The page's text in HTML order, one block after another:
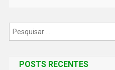
POSTS RECENTES